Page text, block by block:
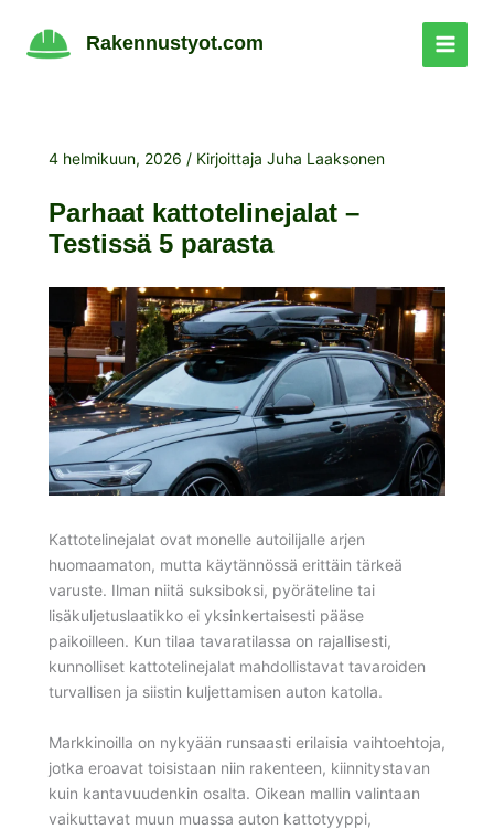
sisältöön
Rakennustyot.com
4 helmikuun, 2026 / Kirjoittaja Juha Laaksonen
Parhaat kattotelinejalat –
Testissä 5 parasta
Kattotelinejalat ovat monelle autoilijalle arjen
huomaamaton, mutta käytännössä erittäin tärkeä
varuste. Ilman niitä suksiboksi, pyöräteline tai
lisäkuljetuslaatikko ei yksinkertaisesti pääse
paikoilleen. Kun tilaa tavaratilassa on rajallisesti,
kunnolliset kattotelinejalat mahdollistavat tavaroiden
turvallisen ja siistin kuljettamisen auton katolla.
Markkinoilla on nykyään runsaasti erilaisia vaihtoehtoja,
jotka eroavat toisistaan niin rakenteen, kiinnitystavan
kuin kantavuudenkin osalta. Oikean mallin valintaan
vaikuttavat muun muassa auton kattotyyppi,